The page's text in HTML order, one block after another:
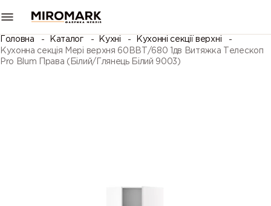
Головна Каталог Кухні
Кухонні секції верхні
Кухонна секція Мері верхня 60ВВТ/680 1дв Витяжка Телескоп
Pro Blum Права (Білий/Глянець Білий 9003)